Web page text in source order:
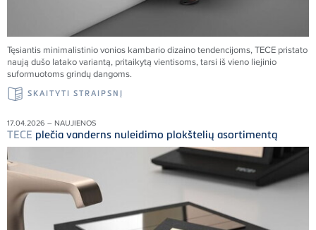
Tęsiantis minimalistinio vonios kambario dizaino tendencijoms,TECE pristato
naują dušo latako variantą, pritaikytą vientisoms, tarsi iš vieno liejinio
suformuotoms grindų dangoms.
SKAITYTI STRAIPSNĮ
17.04.2026 – NAUJIENOS
TECE plečia vanderns nuleidimo plokštelių asortimentą